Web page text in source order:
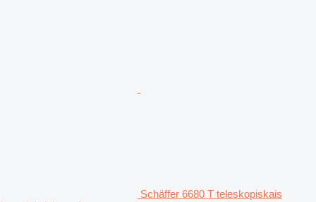
Schäffer 6680 T teleskopiskais